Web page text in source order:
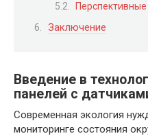
Заключение
Введение в
панелей с
Современная экология
мониторинге состояния